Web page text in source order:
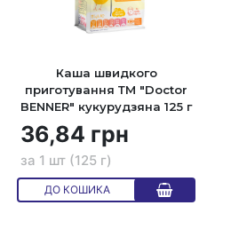
Каша швидкого
приготування ТМ "Doctor
BENNER" кукурудзяна 125 г
36,84 грн
за 1 шт (125 г)
ДО КОШИКА